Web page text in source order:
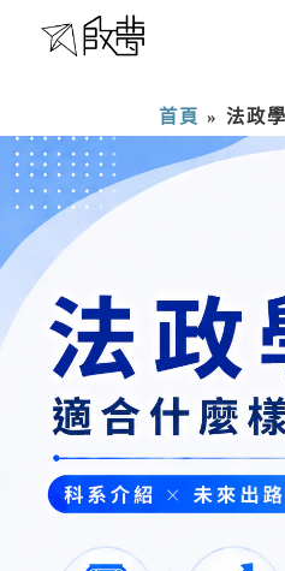
首頁 » 法政